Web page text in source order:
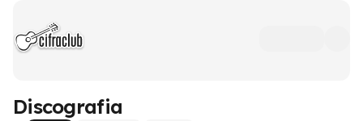
Discografia